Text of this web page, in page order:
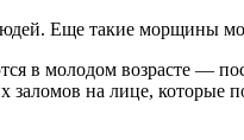
Еще такие морщины
в молодом возрасте —
на лице, которые